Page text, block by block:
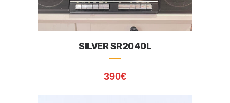
SILVER SR2040L
390€